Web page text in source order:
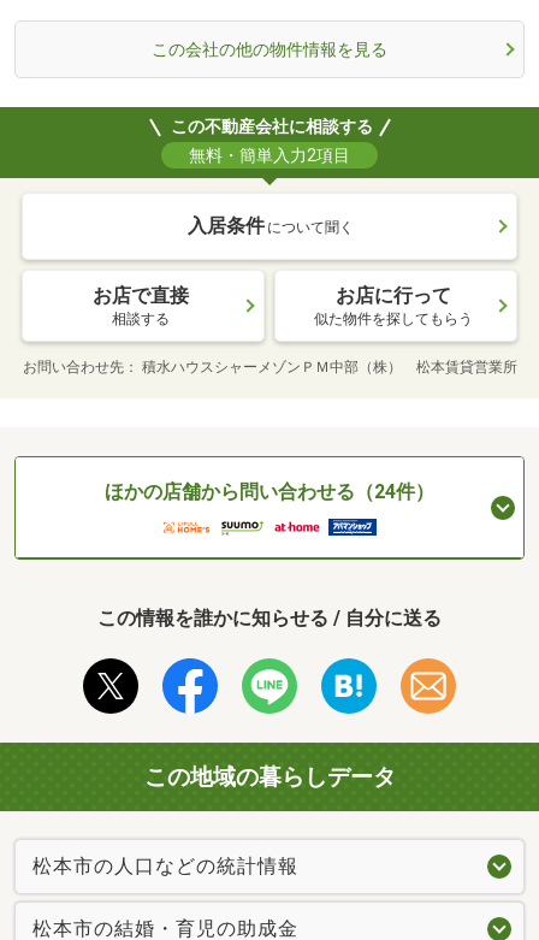
この会社の他の物件情報を見る
この不動産会社に相談する
無料・簡単入力2項目
入居条件 について聞く
お店で直接
相談する
お店に行って
似た物件を探してもらう
お問い合わせ先 積水ハウスシャーメゾンＰＭ中部（株） 松本賃貸営業所
ほかの店舗から問い合わせる（24件）
この情報を誰かに知らせる / 自分に送る
この地域の暮らしデータ
松本市の人口などの統計情報
松本市の結婚・育児の助成金